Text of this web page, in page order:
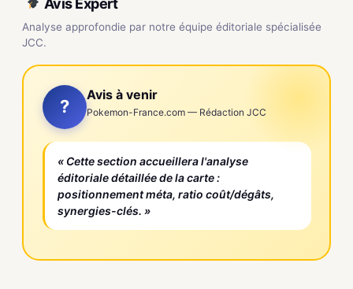
Analyse approfondie par notre équipe éditoriale spécialisée
JCC.
?
Avis à venir
Pokemon-France.com — Rédaction JCC
« Cette section accueillera l'analyse
éditoriale détaillée de la carte :
positionnement méta, ratio coût/dégâts,
synergies-clés. »